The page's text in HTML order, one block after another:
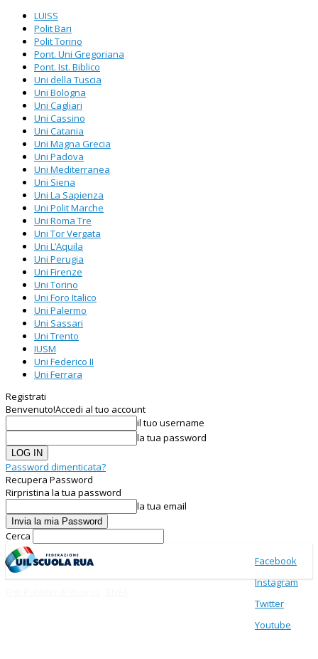
LUISS
Polit Bari
Polit Torino
Pont. Uni Gregoriana
Pont. Ist. Biblico
Uni della Tuscia
Uni Bologna
Uni Cagliari
Uni Cassino
Uni Catania
Uni Magna Grecia
Uni Padova
Uni Mediterranea
Uni Siena
Uni La Sapienza
Uni Polit Marche
Uni Roma Tre
Uni Tor Vergata
Uni L’Aquila
Uni Perugia
Uni Firenze
Uni Torino
Uni Foro Italico
Uni Palermo
Uni Sassari
Uni Trento
IUSM
Uni Federico II
Uni Ferrara
Registrati
Benvenuto!Accedi al tuo account
il tuo username
la tua password
Password dimenticata?
Recupera Password
Rirpristina la tua password
la tua email
Cerca
Facebook
Instagram
Twitter
Youtube